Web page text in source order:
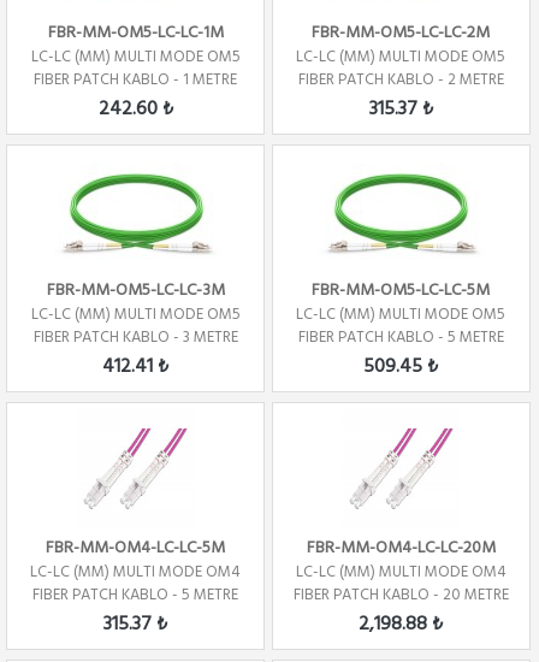
FBR-MM-OM5-LC-LC-1M
LC-LC (MM) MULTI MODE OM5
FIBER PATCH KABLO - 1 METRE
242.60 ₺
FBR-MM-OM5-LC-LC-2M
LC-LC (MM) MULTI MODE OM5
FIBER PATCH KABLO - 2 METRE
315.37 ₺
FBR-MM-OM5-LC-LC-3M
LC-LC (MM) MULTI MODE OM5
FIBER PATCH KABLO - 3 METRE
412.41 ₺
FBR-MM-OM5-LC-LC-5M
LC-LC (MM) MULTI MODE OM5
FIBER PATCH KABLO - 5 METRE
509.45 ₺
FBR-MM-OM4-LC-LC-5M
LC-LC (MM) MULTI MODE OM4
FIBER PATCH KABLO - 5 METRE
315.37 ₺
FBR-MM-OM4-LC-LC-20M
LC-LC (MM) MULTI MODE OM4
FIBER PATCH KABLO - 20 METRE
2,198.88 ₺